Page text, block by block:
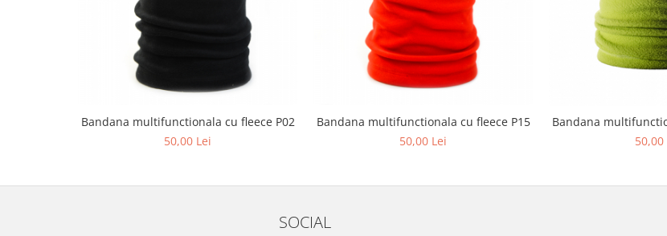
Bandana multifunctionala cu fleece P02
50,00 Lei
Bandana multifunctionala cu fleece P15
50,00 Lei
Bandana
50,00
SOCIAL